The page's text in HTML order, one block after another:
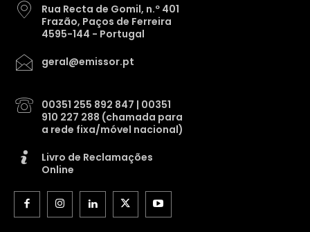
Rua Recta de Gomil, n.º 401
Frazão, Paços de Ferreira
4595-144 - Portugal
geral@emissor.pt
00351 255 892 847 | 00351
910 227 288 (chamada para
a rede fixa/móvel nacional)
Livro de Reclamações
Online